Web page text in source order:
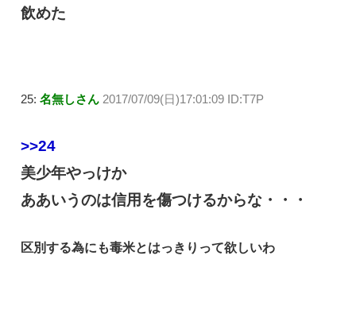
飲めた
25: 名無しさん 2017/07/09(日)17:01:09 ID:T7P
>>24
美少年やっけか
ああいうのは信用を傷つけるからな・・・
区別する為にも毒米とはっきりって欲しいわ